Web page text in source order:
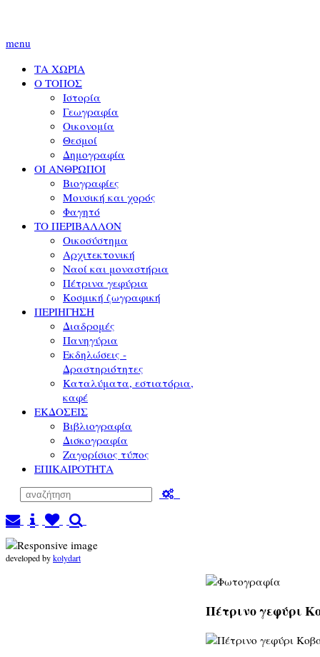
menu
ΤΑ ΧΩΡΙΑ
Ο ΤΟΠΟΣ
Ιστορία
Γεωγραφία
Οικονομία
Θεσμοί
Δημογραφία
ΟΙ ΑΝΘΡΩΠΟΙ
Βιογραφίες
Μουσική και χορός
Φαγητό
ΤΟ ΠΕΡΙΒΑΛΛΟΝ
Οικοσύστημα
Αρχιτεκτονική
Ναοί και μοναστήρια
Πέτρινα γεφύρια
Κοσμική ζωγραφική
ΠΕΡΙΗΓΗΣΗ
Διαδρομές
Πανηγύρια
Εκδηλώσεις -
Δραστηριότητες
Καταλύματα, εστιατόρια,
καφέ
ΕΚΔΟΣΕΙΣ
Βιβλιογραφία
Δισκογραφία
Ζαγορίσιος τύπος
ΕΠΙΚΑΙΡΟΤΗΤΑ
developed bykolydart
Πέτρινο γεφύρι